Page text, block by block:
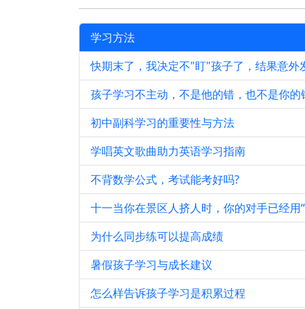
学习方法
快期末了，我决定不"盯"孩子了，结果意外
孩子学习不主动，不是他的错，也不是你的
初中副科学习的重要性与方法
学唱英文歌曲助力英语学习指南
不背数学公式，考试能考好吗?
十一当你在景区人挤人时，你的对手已经用
为什么同步练可以提高成绩
暑假孩子学习与成长建议
怎么样告诉孩子学习是积累过程